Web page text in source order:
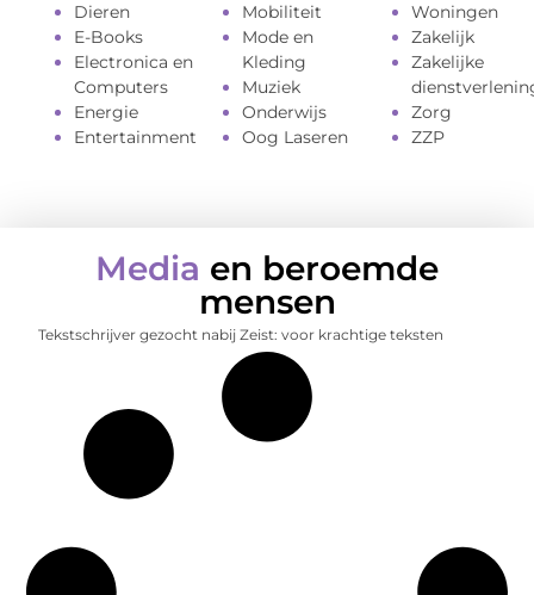
Dieren
E-Books
Electronica en
Computers
Energie
Entertainment
Mobiliteit
Mode en
Kleding
Muziek
Onderwijs
Oog Laseren
Woningen
Zakelijk
Zakelijke
Zorg
ZZP
Media en beroemde
mensen
Tekstschrijver gezocht nabij Zeist: voor krachtige teksten